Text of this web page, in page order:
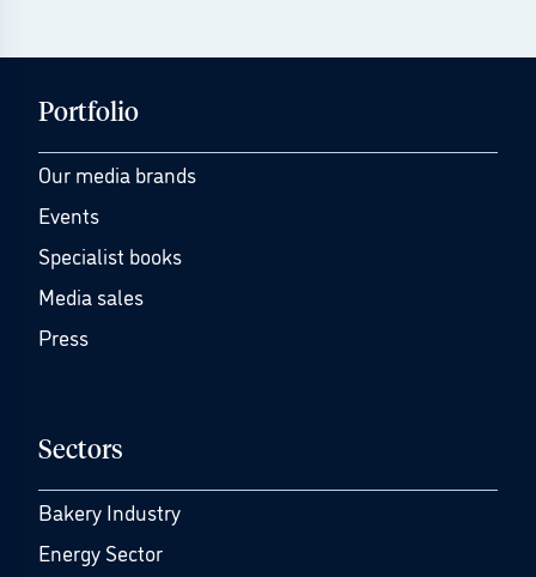
Portfolio
Our media brands
Events
Specialist books
Media sales
Press
Sectors
Bakery Industry
Energy Sector